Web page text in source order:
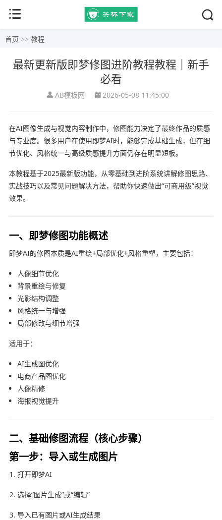
首页 >> 教程
最新更新版即梦修图进阶教程教程｜新手
必看
AB模板网 2026-05-08 11:45:00
在AI图像生成与视觉内容制作中，修图能力决定了最终作品的质感
与专业度。很多用户在使用即梦AI时，能够完成基础生成，但在细
节优化、风格统一与高级质感提升方面仍存在明显短板。
本教程基于2025最新版功能，从零基础到进阶系统讲解修图思路、
实战技巧以及常见问题解决方法，帮助你快速做出“可商用级”视觉
效果。
一、即梦修图功能概述
即梦AI的修图本质是AI重绘+局部优化+风格重塑，主要包括：
人像细节优化
背景重绘与修复
光影结构调整
风格统一与增强
局部修改与细节增强
适用于：
AI生成图优化
电商产品图优化
人像精修
海报视觉提升
二、基础修图流程（核心步骤）
第一步：导入或生成图片
打开即梦AI
选择“图片生成”或“编辑”
导入已有图片或AI生成结果